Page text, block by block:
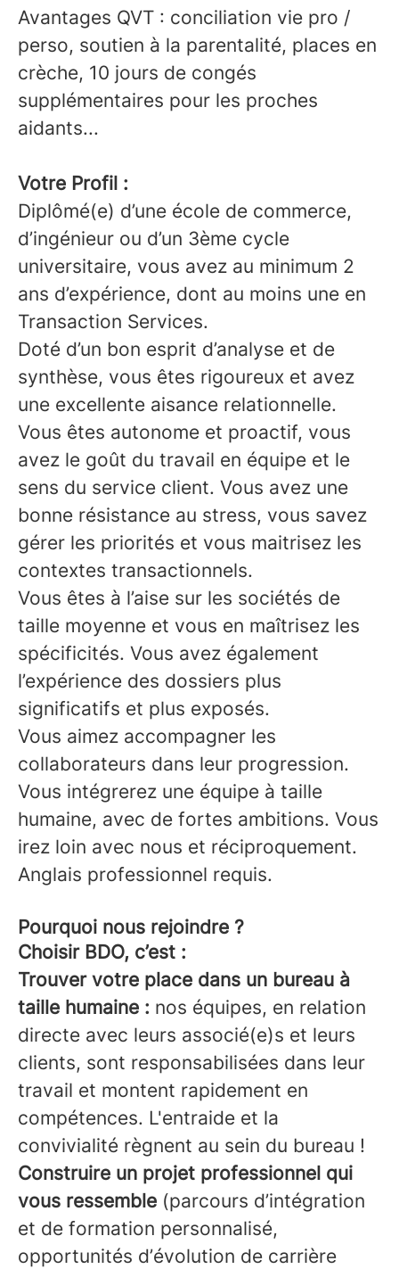
Avantages QVT : conciliation vie pro /
perso, soutien à la parentalité, places en
crèche, 10 jours de congés
supplémentaires pour les proches
aidants...
Votre Profil :
Diplômé(e) d’une école de commerce,
d’ingénieur ou d’un 3ème cycle
universitaire, vous avez au minimum 2
ans d’expérience, dont au moins une en
Transaction Services.
Doté d’un bon esprit d’analyse et de
synthèse, vous êtes rigoureux et avez
une excellente aisance relationnelle.
Vous êtes autonome et proactif, vous
avez le goût du travail en équipe et le
sens du service client. Vous avez une
bonne résistance au stress, vous savez
gérer les priorités et vous maitrisez les
contextes transactionnels.
Vous êtes à l’aise sur les sociétés de
taille moyenne et vous en maîtrisez les
spécificités. Vous avez également
l’expérience des dossiers plus
significatifs et plus exposés.
Vous aimez accompagner les
collaborateurs dans leur progression.
Vous intégrerez une équipe à taille
humaine, avec de fortes ambitions. Vous
irez loin avec nous et réciproquement.
Anglais professionnel requis.
Pourquoi nous rejoindre ?
Choisir BDO, c’est :
Trouver votre place dans un bureau à
taille humaine : nos équipes, en relation
directe avec leurs associé(e)s et leurs
clients, sont responsabilisées dans leur
travail et montent rapidement en
compétences. L'entraide et la
convivialité règnent au sein du bureau !
Construire un projet professionnel qui
vous ressemble (parcours d’intégration
et de formation personnalisé,
opportunités d’évolution de carrière